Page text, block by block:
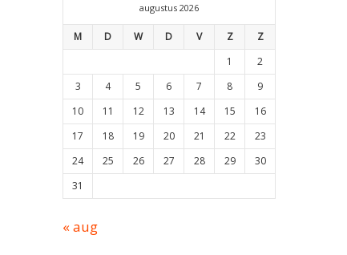
augustus 2026
M D W D V Z
Z
1
2
3
4 5 6 7 8
9
10
11 12 13 14 15
16
17
18 19 20 21 22
23
24
25 26 27 28 29
30
31
« aug